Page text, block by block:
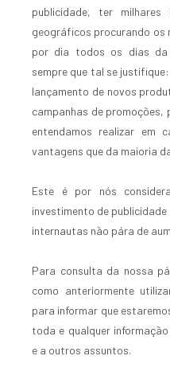
publicidade, ter milhares
geográficos procurando os
por dia todos os dias da
sempre que tal se
lançamento de novos
campanhas de promoções,
entendamos realizar em
vantagens que da maioria
Este é por nós
investimento de
internautas não pára de
Para consulta da nossa
como anteriormente
para informar que
toda e qualquer
e a outros assuntos.